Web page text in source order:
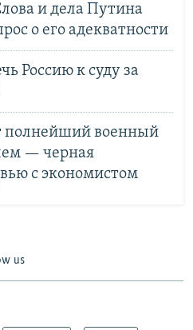
и дела Путина
о его адекватности
Россию к суду за
полнейший военный
— черная
с экономистом
us